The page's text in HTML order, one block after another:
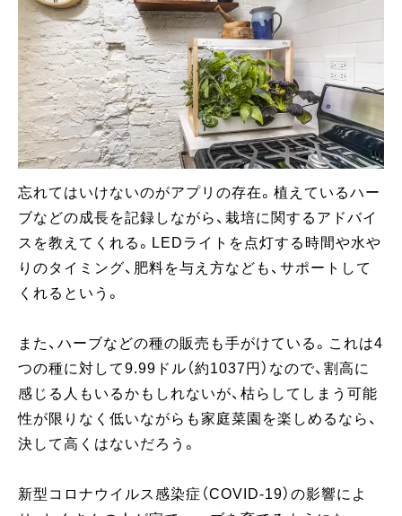
忘れてはいけないのがアプリの存在。植えているハー
ブなどの成長を記録しながら、栽培に関するアドバイ
スを教えてくれる。LEDライトを点灯する時間や水や
りのタイミング、肥料を与え方なども、サポートして
くれるという。
また、ハーブなどの種の販売も手がけている。これは4
つの種に対して9.99ドル（約1037円）なので、割高に
感じる人もいるかもしれないが、枯らしてしまう可能
性が限りなく低いながらも家庭菜園を楽しめるなら、
決して高くはないだろう。
新型コロナウイルス感染症（COVID-19）の影響によ